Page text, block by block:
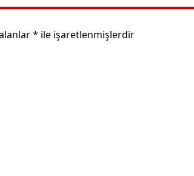
* ile işaretlenmişlerdir